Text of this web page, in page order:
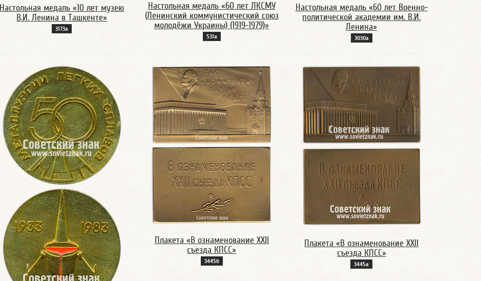
Настольная медаль «10 лет музею
В.И. Ленина в Ташкенте»
3173а
Настольная медаль «60 лет ЛКСМУ
(Ленинский коммунистический союз
молодёжи Украины) (1919-1979)»
531а
Настольная медаль «60 лет Военно-
политической академии им. В.И.
Ленина»
3030а
Плакета «В ознаменование ХХII
съезда КПСС»
3445б
Плакета «В ознаменование ХХII
съезда КПСС»
3445а